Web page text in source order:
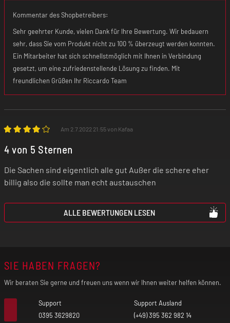
Kommentar des Shopbetreibers:
Sehr geehrter Kunde, vielen Dank für Ihre Bewertung. Wir bedauern
sehr, dass Sie vom Produkt nicht zu 100 % überzeugt werden konnten.
Ein Mitarbeiter hat sich schnellstmöglich mit Ihnen in Verbindung
gesetzt, um eine zufriedenstellende Lösung zu finden. Mit
freundlichen Grüßen Ihr Riccardo Team
Am 2.7.2022 21:55 von Kafaa
4 von 5 Sternen
Die Sachen sind eigentlich alle gut Außer die schere eher
billig also die sollte man echt austauschen
ALLE BEWERTUNGEN LESEN
SIE HABEN FRAGEN?
Wir beraten Sie gerne und freuen uns wenn wir Ihnen weiter helfen können.
Support
0395 3629820
Support Ausland
(+49) 395 362 982 14